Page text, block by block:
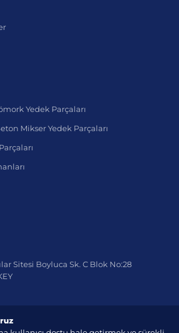
Yedek Parçaları
Mikser Yedek Parçaları
Sitesi Boyluca Sk. C Blok No:28